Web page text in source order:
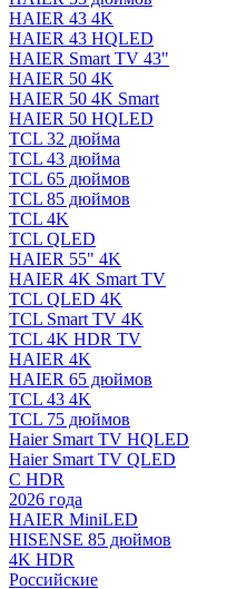
HAIER 43 4K
HAIER 43 HQLED
HAIER Smart TV 43"
HAIER 50 4K
HAIER 50 4K Smart
HAIER 50 HQLED
TCL 32 дюйма
TCL 43 дюйма
TCL 65 дюймов
TCL 85 дюймов
TCL 4K
TCL QLED
HAIER 55" 4K
HAIER 4K Smart TV
TCL QLED 4K
TCL Smart TV 4K
TCL 4K HDR TV
HAIER 4K
HAIER 65 дюймов
TCL 43 4K
TCL 75 дюймов
Haier Smart TV HQLED
Haier Smart TV QLED
С HDR
2026 года
HAIER MiniLED
HISENSE 85 дюймов
4K HDR
Российские